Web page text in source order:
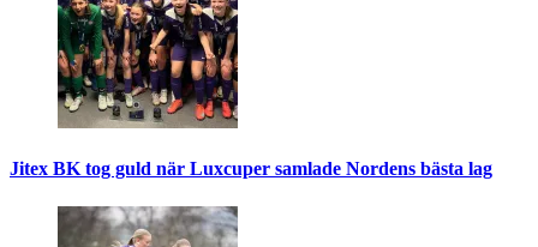
Jitex BK tog guld när Luxcuper samlade Nordens bästa lag